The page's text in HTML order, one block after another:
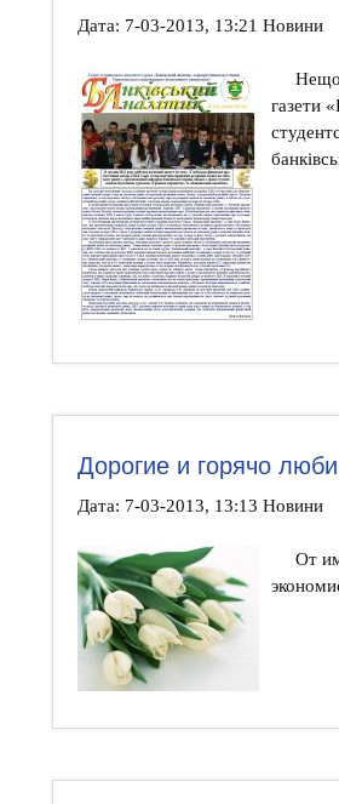
Дата: 7-03-2013, 13:21 Новини
газети
Дорогие и горячо
Дата: 7-03-2013, 13:13 Новини
От